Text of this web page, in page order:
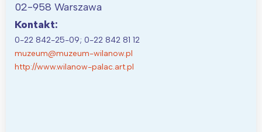
02-958 Warszawa
Kontakt:
0-22 842-25-09; 0-22 842 81 12
muzeum@muzeum-wilanow.pl
http://www.wilanow-palac.art.pl